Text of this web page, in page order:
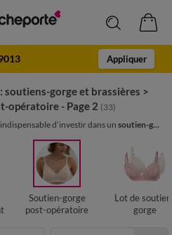
Appliquer
soutiens-gorge et brassières >
opératoire - Page 2 (33)
d’investir dans un soutien-g...
Soutien-gorge
post-opératoire
Lot de
gorge